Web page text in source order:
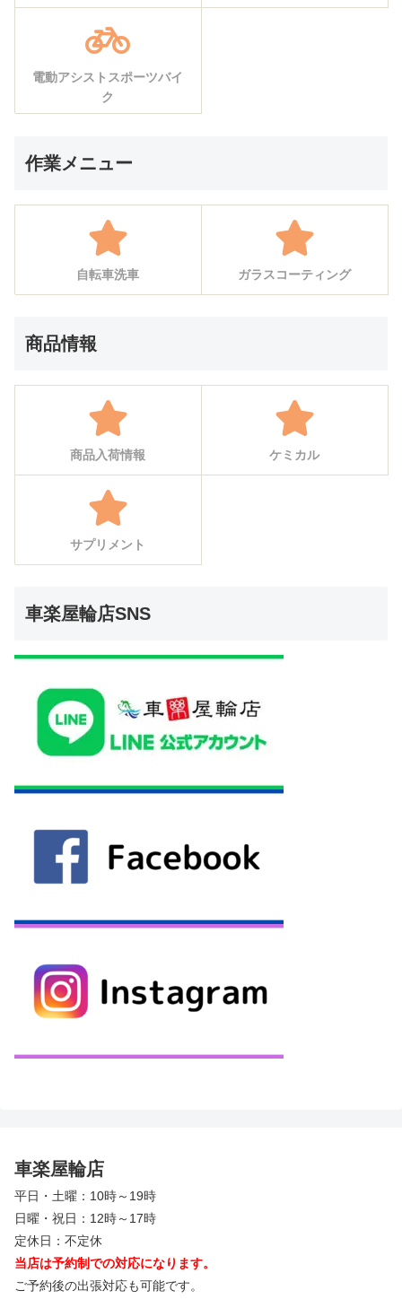
電動アシストスポーツバイ
ク
作業メニュー
自転車洗車 ガラスコーティング
商品情報
商品入荷情報 ケミカル
サプリメント
車楽屋輪店SNS
車楽屋輪店
平日・土曜：10時～19時
日曜・祝日：12時～17時
定休日：不定休
当店は予約制での対応になります。
ご予約後の出張対応も可能です。